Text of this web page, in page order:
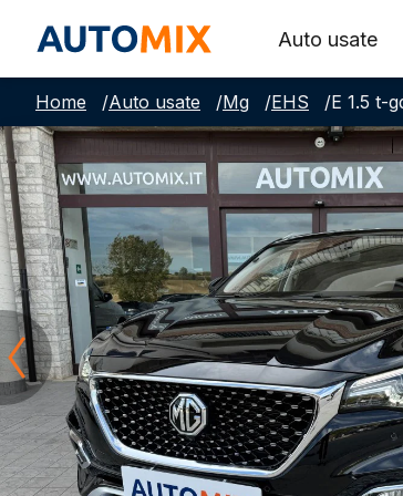
Auto usate
Home /Auto usate /Mg /EHS /E 1.5 t-